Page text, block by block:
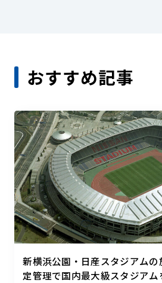
おすすめ記事
新横浜公園・日産スタジアム
定管理で国内最大級スタジアム